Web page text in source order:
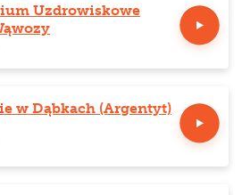
Uzdrowiskowe
w Dąbkach (Argentyt)